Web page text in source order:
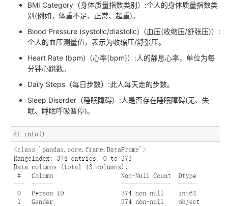
BMI Category（身体质量指数类别）:个人的身体质量指数类
别(例如，体重不足、正常、超重)。
Blood Pressure (systolic/diastolic)（血压(收缩压/舒张压)）:
个人的血压测量值，表示为收缩压/舒张压。
Heart Rate (bpm)（心率(bpm)）:人的静息心率，单位为每
分钟心跳数。
Daily Steps（每日步数）:此人每天走的步数。
Sleep Disorder（睡眠障碍）:人是否存在睡眠障碍(无、失
眠、睡眠呼吸暂停)。